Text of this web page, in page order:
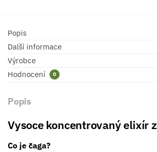
Popis
Další informace
Výrobce
Hodnocení
0
Popis
Vysoce koncentrovaný elixír
Co je čaga?